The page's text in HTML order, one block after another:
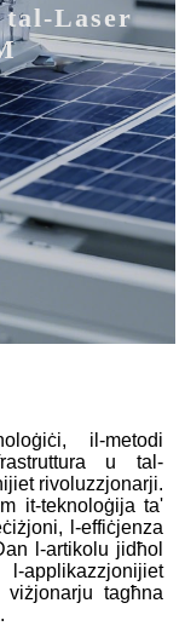
Laser
il-metodi
u tal-
rivoluzzjonarji.
it-teknoloġija ta'
l-effiċjenza
l-artikolu jidħol
applikazzjonijiet
tagħna